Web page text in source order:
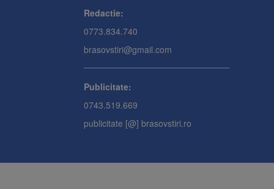
Redactie:
0773.834.740
brasovstiri@gmail.com
Publicitate:
0743.519.669
publicitate [@] brasovstiri.ro